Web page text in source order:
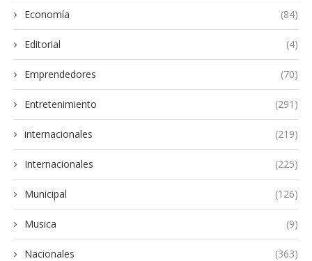
Economía (84)
Editorial (4)
Emprendedores (70)
Entretenimiento (291)
internacionales (219)
Internacionales (225)
Municipal (126)
Musica (9)
Nacionales (363)